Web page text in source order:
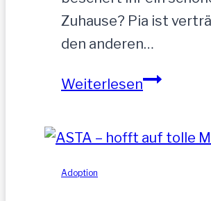
Zuhause? Pia ist
den anderen…
WeiterlesenPIA-
cm
Adoption